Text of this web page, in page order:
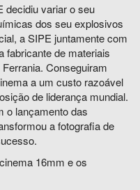
decidiu variar o seu
dos seu explosivos
a SIPE juntamente com
fabricante de materiais
Conseguiram
a um custo razoável
de liderança mundial.
o lançamento das
a fotografia de
16mm e os